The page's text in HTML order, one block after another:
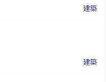
建築
建築